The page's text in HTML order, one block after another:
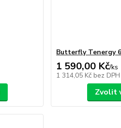
Butterfly Tenergy
1 590,00 Kč/ks
1 314,05 Kč bez DPH
Zvolit